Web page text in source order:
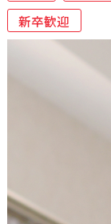
新卒歓迎